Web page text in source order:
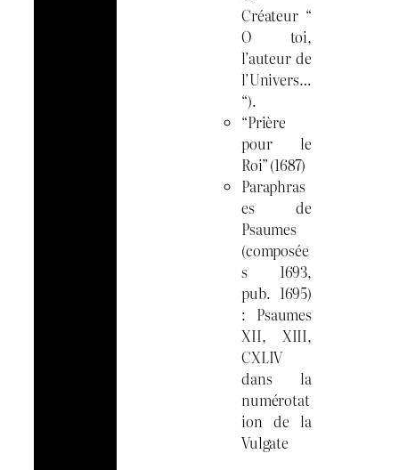
Créateur “
O toi,
l’auteur de
l’Univers…
“).
“Prière
pour le
Roi” (1687)
Paraphras
es de
Psaumes
(composée
s 1693,
pub. 1695)
: Psaumes
XII, XIII,
CXLIV
dans la
numérotat
ion de la
Vulgate